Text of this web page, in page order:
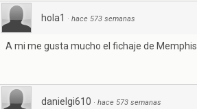
hola1 · hace 573 semanas
A mi me gusta mucho el fichaje de Memphis.
danielgi610 · hace 573 semanas